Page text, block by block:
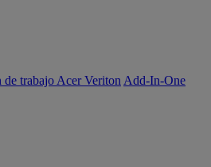
de trabajo Acer Veriton Add-In-One